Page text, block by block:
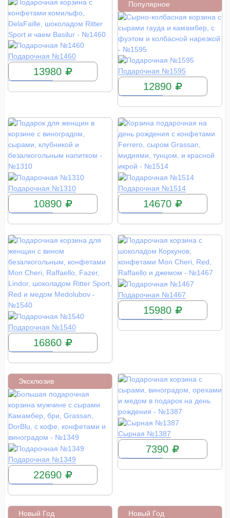
Подарочная №1460
КУПИТЬ
13980
Популярное
Подарочная №1595
КУПИТЬ
12890
Подарочная №1310
КУПИТЬ
10890
Подарочная №1514
КУПИТЬ
14670
Подарочная №1540
КУПИТЬ
16860
Подарочная №1467
КУПИТЬ
15980
Эксклюзив
Подарочная №1349
КУПИТЬ
22690
Сырная №1387
КУПИТЬ
7390
Новый Год Новый Год